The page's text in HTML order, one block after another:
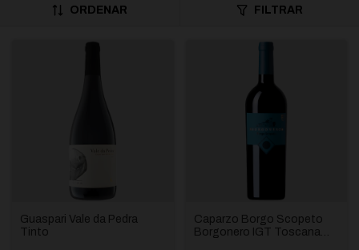
ORDENAR FILTRAR
Guaspari Vale da Pedra
Tinto
Caparzo Borgo Scopeto
Borgonero IGT Toscana